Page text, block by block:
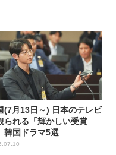
(7月13日～) 日本のテレビ
られる「輝かしい受賞
韓国ドラマ5選